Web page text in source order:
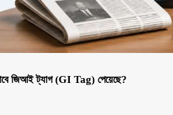
জিআই ট্যাগ (GI Tag) পেয়েছে?